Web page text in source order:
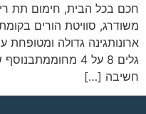
חכם בכל הבית, חימום תת
משודרג, סוויטת הורים
ארונותגינה גדולה ומטופחת
גלים 8 על 4
חשיבה […]